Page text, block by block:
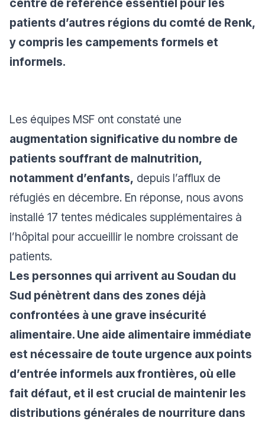
patients d’autres régions du comté de Renk,
y compris les campements formels et
informels.
Les équipes MSF ont constaté une
augmentation significative du nombre de
patients souffrant de malnutrition,
notamment d’enfants, depuis l’afflux de
réfugiés en décembre. En réponse, nous avons
installé 17 tentes médicales supplémentaires à
l’hôpital pour accueillir le nombre croissant de
patients.
Les personnes qui arrivent au Soudan du
Sud pénètrent dans des zones déjà
confrontées à une grave insécurité
alimentaire. Une aide alimentaire immédiate
est nécessaire de toute urgence aux points
d’entrée informels aux frontières, où elle
fait défaut, et il est crucial de maintenir les
distributions générales de nourriture dans